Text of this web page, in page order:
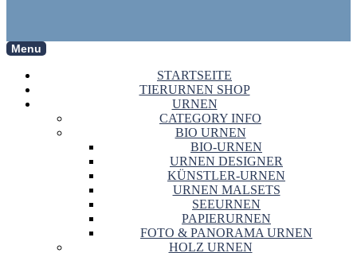
Menu
STARTSEITE
TIERURNEN SHOP
URNEN
CATEGORY INFO
BIO URNEN
BIO-URNEN
URNEN DESIGNER
KÜNSTLER-URNEN
URNEN MALSETS
SEEURNEN
PAPIERURNEN
FOTO & PANORAMA URNEN
HOLZ URNEN